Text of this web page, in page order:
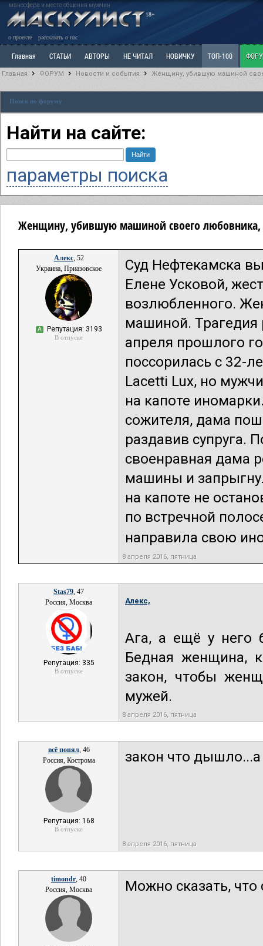
маносфера и место общения мужчин
18+
о проекте рассказать о нас
Главная СТАТЬИ АВТОРЫ НЕ ЧИТАЛ НОВИЧКУ ТОП-100
Ветка: Наболевшее. Выскажись!
РАЗДЕЛ: Разное
Главная ФОРУМ Новости и события Женщину, убившую машиной
Поиск по форуму
Найти на сайте:
параметры поиска
Женщину, убившую машиной своего любовника,
Алекс, 52
Украина, Приазовское
А Репутация: 3193
В отпуске
Суд Нефтекамска
Елене Усковой,
возлюбленного.
машиной. Трагедия
апреля прошлого
поссорилась с 32-
Lacetti Lux, но
на капоте
сожителя, дама
раздавив супруга.
своенравная дама
машины и
на капоте не
по встречной
направила свою
8 апреля 2016, пятница
Stas79, 47
Россия, Москва
Репутация: 335
В отпуске
Алекс,
Ага, а ещё у него
Бедная женщина,
закон, чтобы
мужей.
8 апреля 2016, пятница
всё понял, 46
Россия, Кострома
Репутация: 168
В отпуске
закон что
8 апреля 2016, пятница
timondr, 40
Россия, Москва
Можно сказать,